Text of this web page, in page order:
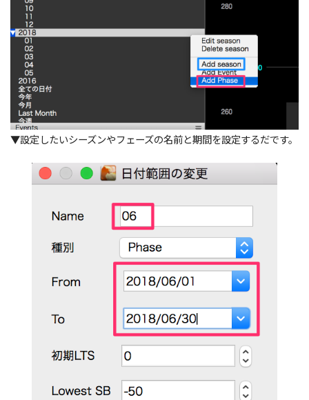
▼設定したいシーズンやフェーズの名前と期間を設定するだです。